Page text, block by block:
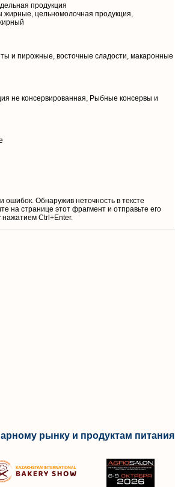
продукция
жирные, цельномолочная продукция,
и пирожные, восточные сладости, макаронные
не консервированная, Рыбные консервы и
ошибок. Обнаружив неточность в тексте
на странице этот фрагмент и отправьте его
нажатием Ctrl+Enter.
рынку и продуктам питания